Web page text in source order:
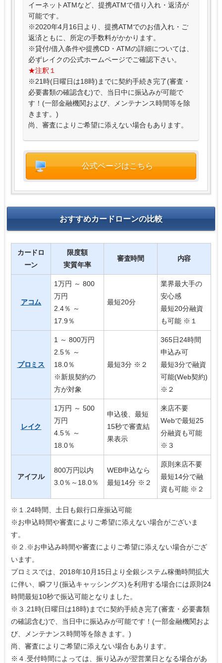
イーネットATMなど、提携ATMで借り入れ・返済が
可能です。
※2020年4月16日より、提携ATMでのお借入れ・ご
返済ともに、所定の手数料がかかります。
※貸付/借入条件や提携CD・ATMの詳細については、
必ずレイクの公式ホームページでご確認下さい。
★注釈１
※21時(日曜日は18時)までに契約手続き完了(審査・
必要書類の確認含む)で、当日中に振込みが可能で
す！(一部金融機関および、メンテナンス時間等を除
きます。)
尚、審査によりご希望に添えない場合もあります。
公式ページはこちら
おすすめカードローンの比較
カードロ
ーン
限度額
実質年率
審査時間 内容
アコム
1万円 ～ 800
万円
2.4％ ～
17.9％
最短20分
業界最大手の
安心感
最短20分融資
も可能 ※１
プロミス
1 ～ 800万円
2.5％ ～
18.0％
※新規契約の
方が対象
最短3分 ※２
365日24時間
申込み可
最短3分で融資
可能(Web契約)
※２
レイク
1万円 ～ 500
万円
4.5％ ～
18.0％
申込後、最短
15秒で審査結
果表示
来店不要
Webで最短25
分融資も可能
※３
アイフル
800万円以内
3.0％～18.0％
WEB申込なら
最短14分 ※２
原則来店不要
最短14分で融
資も可能 ※２
※１.24時間、土日も銀行口座振込可能
※お申込時間や審査によりご希望に添えない場合がございま
す。
※２.※お申込み時間や審査によりご希望に添えない場合がござ
います。
プロミスでは、2018年10月15日より全銀システム稼働時間拡大
に伴い、瞬フリ(振込キャッシングス)を利用する場合には原則24
時間最短10秒で振込可能となりました。
※３.21時(日曜日は18時)までに契約手続き完了(審査・必要書類
の確認含む)で、当日中に振込みが可能です！(一部金融機関およ
び、メンテナンス時間等を除きます。)
尚、審査によりご希望に添えない場合もあります。
※４.受付時間によっては、振り込みが翌営業日となる場合があ